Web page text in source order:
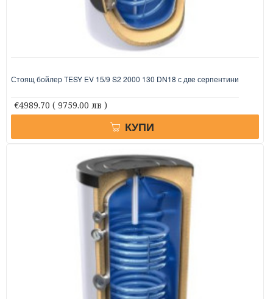
Стоящ бойлер TESY EV 15/9 S2 2000 130 DN18 с две серпентини
€4989.70 ( 9759.00 лв )
КУПИ